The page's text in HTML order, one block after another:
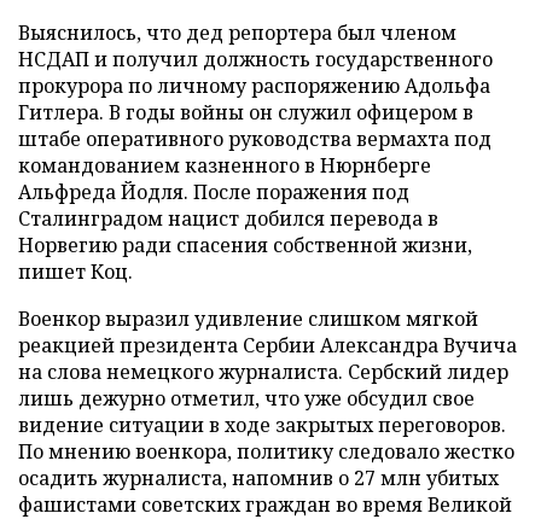
Выяснилось, что дед репортера был членом
НСДАП и получил должность государственного
прокурора по личному распоряжению Адольфа
Гитлера. В годы войны он служил офицером в
штабе оперативного руководства вермахта под
командованием казненного в Нюрнберге
Альфреда Йодля. После поражения под
Сталинградом нацист добился перевода в
Норвегию ради спасения собственной жизни,
пишет Коц.
Военкор выразил удивление слишком мягкой
реакцией президента Сербии Александра Вучича
на слова немецкого журналиста. Сербский лидер
лишь дежурно отметил, что уже обсудил свое
видение ситуации в ходе закрытых переговоров.
По мнению военкора, политику следовало жестко
осадить журналиста, напомнив о 27 млн убитых
фашистами советских граждан во время Великой